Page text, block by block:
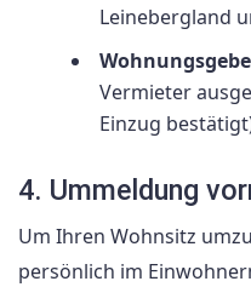
Leinebergland
Vermieter
Einzug
4. Ummeldung
Um Ihren Wohnsitz
persönlich im